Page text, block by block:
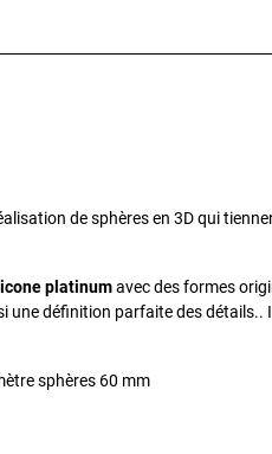
de sphères en 3D qui
platinumavec des formes
définition parfaite des détails..
sphères 60 mm